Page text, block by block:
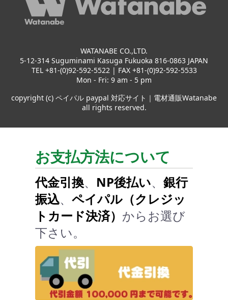
WATANABE CO.,LTD.
5-12-314 Suguminami Kasuga Fukuoka 816-0863 JAPAN
TEL +81-(0)92-592-5522 | FAX +81-(0)92-592-5533
Mon - Fri: 9 am - 5 pm
copyright (c) ペイパル paypal 対応サイト｜電材通販Watanabe
all rights reserved.
お支払方法について
代金引換、 NP後払い、 銀行
振込、 ペイパル（クレジッ
トカード決済） からお選び
下さい。